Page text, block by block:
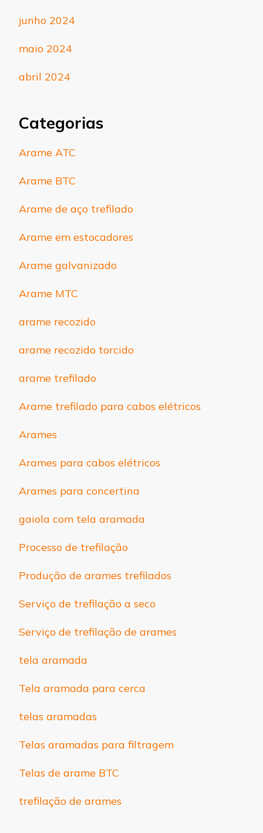
junho 2024
maio 2024
abril 2024
Categorias
Arame ATC
Arame BTC
Arame de aço trefilado
Arame em estocadores
Arame galvanizado
Arame MTC
arame recozido
arame recozido torcido
arame trefilado
Arame trefilado para cabos elétricos
Arames
Arames para cabos elétricos
Arames para concertina
gaiola com tela aramada
Processo de trefilação
Produção de arames trefilados
Serviço de trefilação a seco
Serviço de trefilação de arames
tela aramada
Tela aramada para cerca
telas aramadas
Telas aramadas para filtragem
Telas de arame BTC
trefilação de arames